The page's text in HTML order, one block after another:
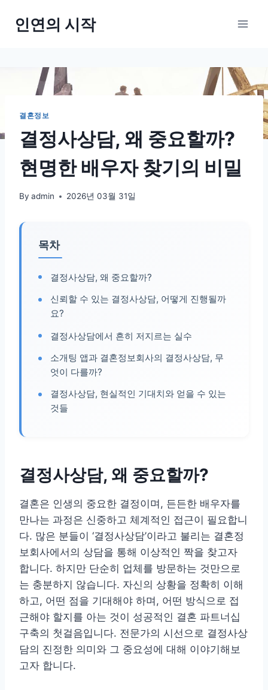
인연의 시작
결혼정보
결정사상담, 왜 중요할까?
현명한 배우자 찾기의 비밀
By admin 2026년 03월 31일
목차
결정사상담, 왜 중요할까?
신뢰할 수 있는 결정사상담, 어떻게 진행될까
요?
결정사상담에서 흔히 저지르는 실수
소개팅 앱과 결혼정보회사의 결정사상담, 무
엇이 다를까?
결정사상담, 현실적인 기대치와 얻을 수 있는
것들
결정사상담, 왜 중요할까?
결혼은 인생의 중요한 결정이며, 든든한 배우자를
만나는 과정은 신중하고 체계적인 접근이 필요합니
다. 많은 분들이 ‘결정사상담’이라고 불리는 결혼정
보회사에서의 상담을 통해 이상적인 짝을 찾고자
합니다. 하지만 단순히 업체를 방문하는 것만으로
는 충분하지 않습니다. 자신의 상황을 정확히 이해
하고, 어떤 점을 기대해야 하며, 어떤 방식으로 접
근해야 할지를 아는 것이 성공적인 결혼 파트너십
구축의 첫걸음입니다. 전문가의 시선으로 결정사상
담의 진정한 의미와 그 중요성에 대해 이야기해보
고자 합니다.